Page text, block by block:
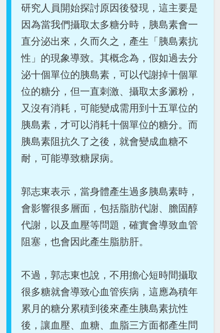
研究人員開始探討原因後發現，這主要是
因為當我們攝取太多糖分時，胰島素會一
直分泌出來，久而久之，產生「胰島素抗
性」的現象導致。其概念為，假如過去分
泌十個單位的胰島素，可以代謝掉十個單
位的糖分，但一直刺激、攝取太多澱粉，
又沒有消耗，可能變成需用到十五單位的
胰島素，才可以消耗十個單位的糖分。而
胰島素阻抗久了之後，就會變成血糖不
耐，可能導致糖尿病。
郭志東表示，當身體產生過多胰島素時，
會影響很多層面，包括脂肪代謝、膽固醇
代謝，以及血壓等問題，確實會導致血管
阻塞，也會因此產生脂肪肝。
不過，郭志東也說，不用擔心短時間攝取
很多糖就會導致心血管疾病，這應為積年
累月的糖分累積到後來產生胰島素抗性
後，讓血壓、血糖、血脂三方面都產生問